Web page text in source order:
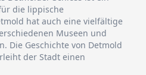
die lippische
hat auch eine vielfältige
Museen und
Die Geschichte von Detmold
der Stadt einen